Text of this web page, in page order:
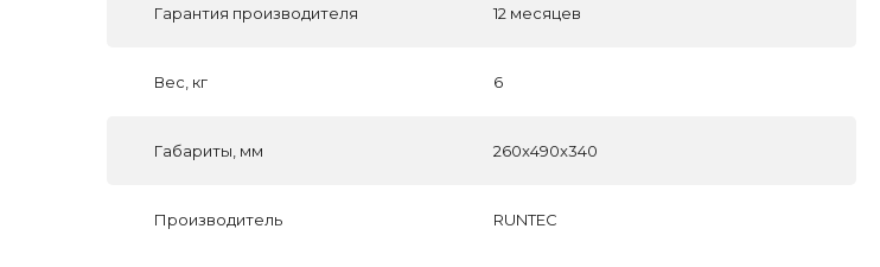
Гарантия производителя 12 месяцев
Вес, кг 6
Габариты, мм 260x490x340
Производитель RUNTEC